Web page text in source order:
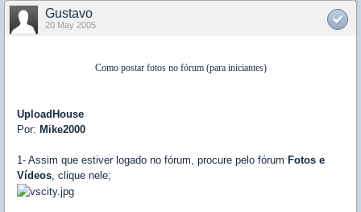
Gustavo
20 May 2005
Como postar fotos no fórum (para iniciantes)
UploadHouse
Por: Mike2000
1- Assim que estiver logado no fórum, procure pelo fórum Fotos e
Vídeos, clique nele;